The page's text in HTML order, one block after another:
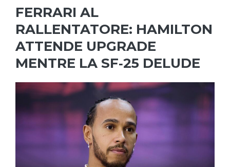
FERRARI AL
RALLENTATORE: HAMILTON
ATTENDE UPGRADE
MENTRE LA SF‑25 DELUDE